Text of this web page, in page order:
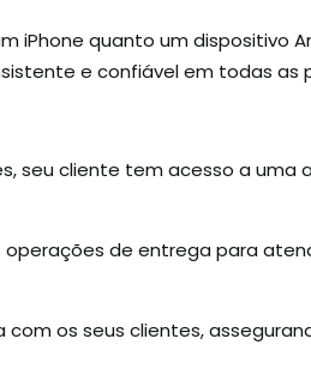
iPhone quanto um dispositivo
e confiável em todas as
seu cliente tem acesso a uma
de entrega para
os seus clientes,